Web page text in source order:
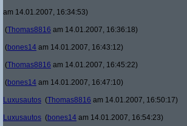
am 14.01.2007, 16:34:53)
(Thomas8816 am 14.01.2007, 16:36:18)
(bones14 am 14.01.2007, 16:43:12)
(Thomas8816 am 14.01.2007, 16:45:22)
(bones14 am 14.01.2007, 16:47:10)
Luxusautos (Thomas8816 am 14.01.2007, 16:50:17)
Luxusautos (bones14 am 14.01.2007, 16:54:23)